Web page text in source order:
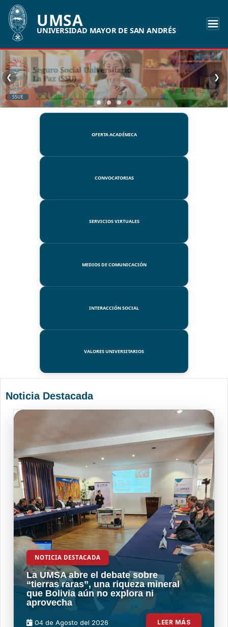
UMSA
UNIVERSIDAD MAYOR DE SAN ANDRÉS
SSUE
❮ ❯
OFERTA ACADÉMICA
CONVOCATORIAS
SERVICIOS VIRTUALES
MEDIOS DE COMUNICACIÓN
INTERACCIÓN SOCIAL
VALORES UNIVERSITARIOS
Noticia Destacada
NOTICIA DESTACADA
La UMSA abre el debate sobre
“tierras raras”, una riqueza mineral
que Bolivia aún no explora ni
aprovecha
04 de Agosto del 2026 LEER MÁS